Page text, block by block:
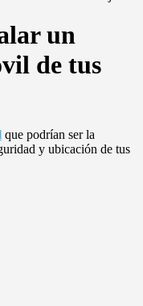
un
de tus
que podrían ser la
y ubicación de tus